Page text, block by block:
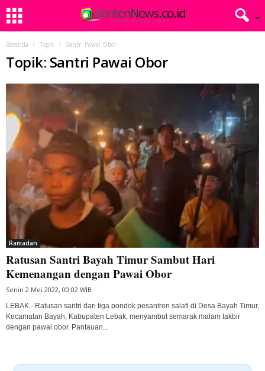
Beranda Topik Santri Pawai Obor
Topik: Santri Pawai Obor
Ramadan
Ratusan Santri Bayah Timur Sambut Hari
Kemenangan dengan Pawai Obor
Senin 2 Mei 2022, 00:02 WIB
LEBAK - Ratusan santri dari tiga pondok pesantren salafi di Desa Bayah Timur,
Kecamatan Bayah, Kabupaten Lebak, menyambut semarak malam takbir
dengan pawai obor. Pantauan...